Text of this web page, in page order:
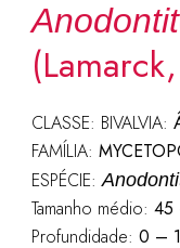
CLASSE: BIVALVIA:
FAMÍLIA:
ESPÉCIE:
Tamanho médio: 45
Profundidade: 0 –